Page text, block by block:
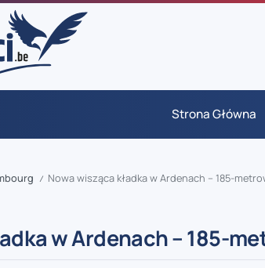
Strona Główna
/ Nowa wisząca kładka w Ardenach – 185-
w Ardenach – 185-